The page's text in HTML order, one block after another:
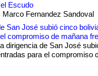
Escudo
Fernandez Sandoval
San José subió cinco
compromiso de mañana
dirigencia de San José
para el compromiso